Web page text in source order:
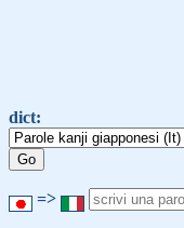
dict:
=>